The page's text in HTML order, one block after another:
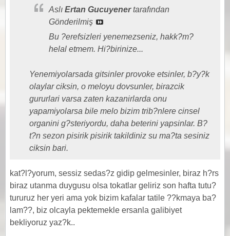
Aslı Ertan Gucuyenertarafından
Gönderilmiş
Bu ?erefsizleri yenemezseniz, hakk?m?
helal etmem. Hi?birinize...
Yenemiyolarsada gitsinler provoke etsinler, b?y?k
olaylar ciksin, o meloyu dovsunler, birazcik
gururlari varsa zaten kazanirlarda onu
yapamiyolarsa bile melo bizim trib?nlere cinsel
organini g?steriyordu, daha beterini yapsinlar. B?
t?n sezon pisirik pisirik takildiniz su ma?ta sesiniz
ciksin bari.
kat?l?yorum, sessiz sedas?z gidip gelmesinler, biraz h?rs
biraz utanma duygusu olsa tokatlar geliriz son hafta tutu?
tururuz her yeri ama yok bizim kafalar tatile ??kmaya ba?
lam??, biz olcayla pektemekle ersanla galibiyet
bekliyoruz yaz?k..